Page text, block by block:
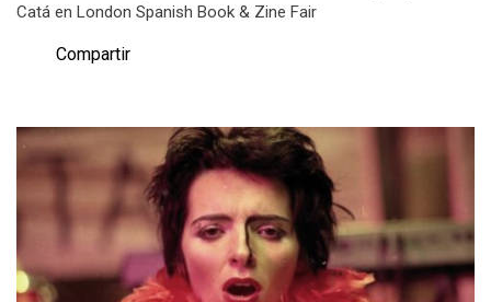
Catá en London Spanish Book & Zine Fair
Compartir